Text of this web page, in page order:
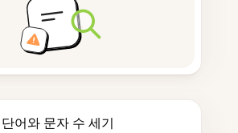
단어와 문자 수 세기